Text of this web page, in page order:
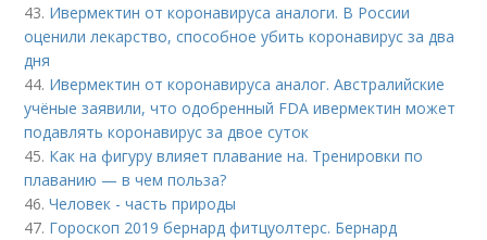
43. Ивермектин от коронавируса аналоги. В России
оценили лекарство, способное убить коронавирус за два
дня
44. Ивермектин от коронавируса аналог. Австралийские
учёные заявили, что одобренный FDA ивермектин может
подавлять коронавирус за двое суток
45. Как на фигуру влияет плавание на. Тренировки по
плаванию — в чем польза?
46.Человек - часть природы
47. Гороскоп 2019 бернард фитцуолтерс. Бернард